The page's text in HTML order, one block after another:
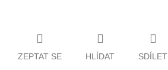
ZEPTAT SE HLÍDAT SDÍLET